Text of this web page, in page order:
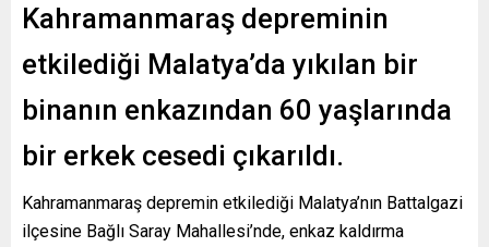
Kahramanmaraş depreminin
etkilediği Malatya’da yıkılan bir
binanın enkazından 60 yaşlarında
bir erkek cesedi çıkarıldı.
Kahramanmaraş depremin etkilediği Malatya’nın Battalgazi
ilçesine Bağlı Saray Mahallesi’nde, enkaz kaldırma